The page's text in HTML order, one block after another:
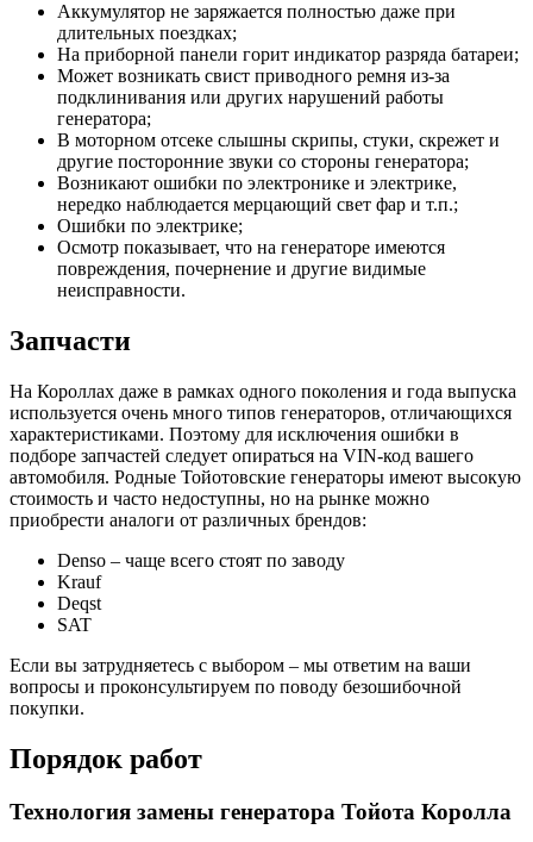
Аккумулятор не заряжается полностью даже при
длительных поездках;
На приборной панели горит индикатор разряда батареи;
Может возникать свист приводного ремня из-за
подклинивания или других нарушений работы
генератора;
В моторном отсеке слышны скрипы, стуки, скрежет и
другие посторонние звуки со стороны генератора;
Возникают ошибки по электронике и электрике,
нередко наблюдается мерцающий свет фар и т.п.;
Ошибки по электрике;
Осмотр показывает, что на генераторе имеются
повреждения, почернение и другие видимые
неисправности.
Запчасти
На Короллах даже в рамках одного поколения и года выпуска
используется очень много типов генераторов, отличающихся
характеристиками. Поэтому для исключения ошибки в
подборе запчастей следует опираться на VIN-код вашего
автомобиля. Родные Тойотовские генераторы имеют высокую
стоимость и часто недоступны, но на рынке можно
приобрести аналоги от различных брендов:
Denso – чаще всего стоят по заводу
Krauf
Deqst
SAT
Если вы затрудняетесь с выбором – мы ответим на ваши
вопросы и проконсультируем по поводу безошибочной
покупки.
Порядок работ
Технология замены генератора Тойота Королла